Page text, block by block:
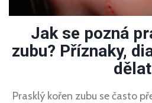
Jak se pozná
zubu? Příznaky,
dělat
Prasklý kořen zubu se často